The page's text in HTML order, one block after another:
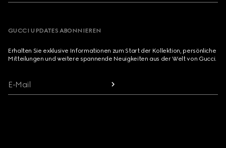
GUCCI UPDATES ABONNIEREN
Erhalten Sie exklusive Informationen zum Start der Kollektion, persönliche
Mitteilungen und weitere spannende Neuigkeiten aus der Welt von Gucci.
E-Mail